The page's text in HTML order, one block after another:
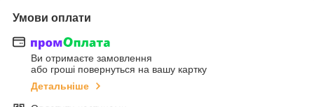
Умови оплати
Ви отримаєте замовлення
або гроші повернуться на вашу картку
Детальніше